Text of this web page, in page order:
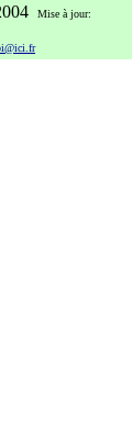
Mise à jour: